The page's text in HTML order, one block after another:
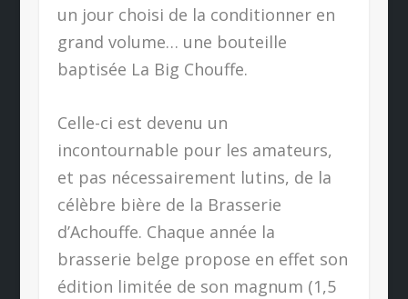
un jour choisi de la conditionner en
grand volume… une bouteille
baptisée La Big Chouffe.
Celle-ci est devenu un
incontournable pour les amateurs,
et pas nécessairement lutins, de la
célèbre bière de la Brasserie
d’Achouffe. Chaque année la
brasserie belge propose en effet son
édition limitée de son magnum (1,5